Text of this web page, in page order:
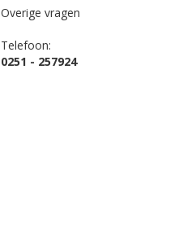
Overige vragen
Telefoon:
0251 - 257924